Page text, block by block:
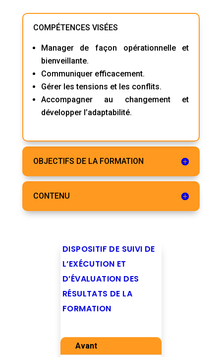
COMPÉTENCES VISÉES
Manager de façon opérationnelle et
bienveillante.
Communiquer efficacement.
Gérer les tensions et les conflits.
Accompagner au changement et
développer l’adaptabilité.
OBJECTIFS DE LA FORMATION
CONTENU
DISPOSITIF DE SUIVI DE
L’EXÉCUTION ET
D’ÉVALUATION DES
RÉSULTATS DE LA
FORMATION
Avant